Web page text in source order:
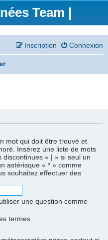
Team |
Connexion
Inscription
mot qui doit être trouvé et
Insérez une liste de mots
« | » si seul un
astérisque « * » comme
souhaitez effectuer des
une question comme
termes